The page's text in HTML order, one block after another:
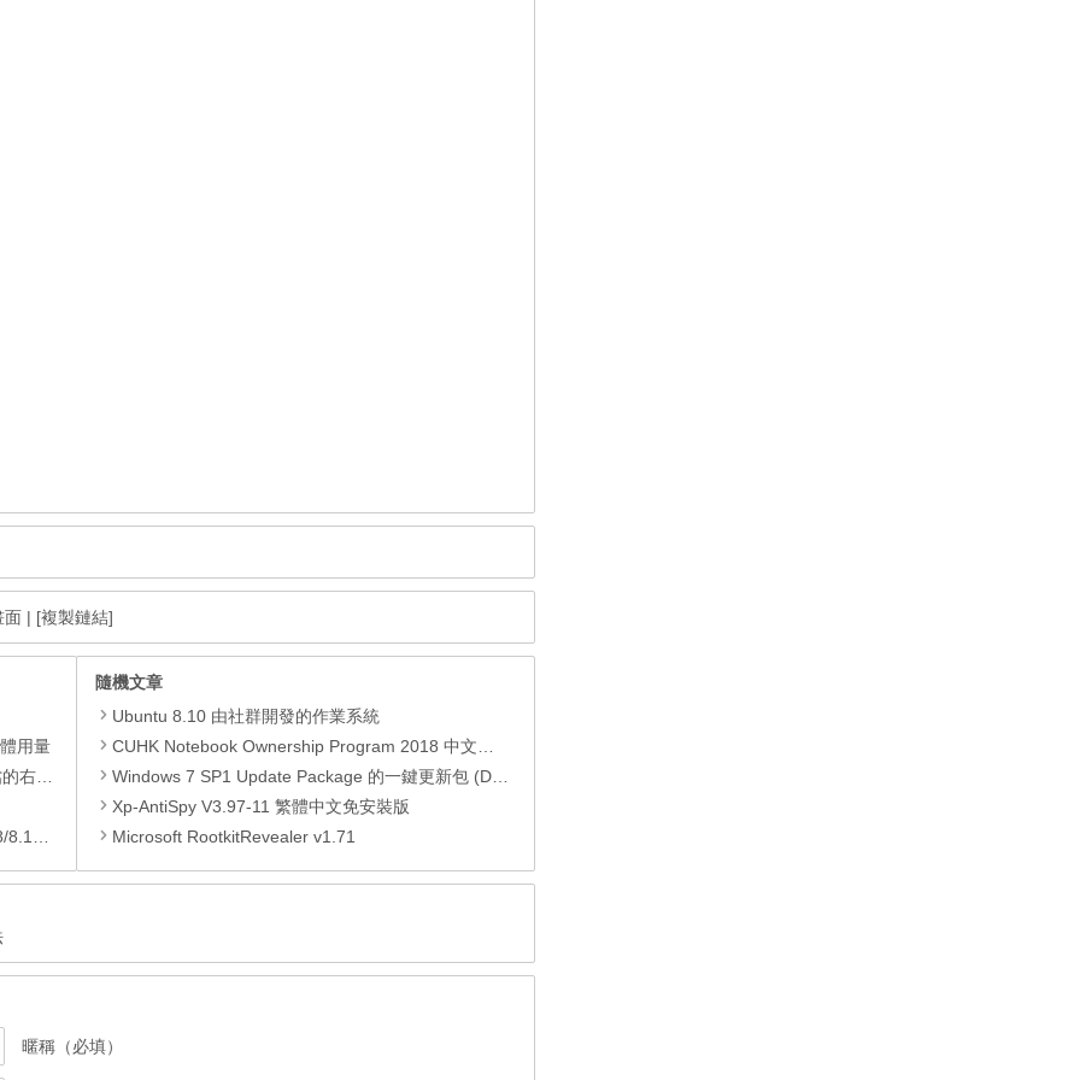
面 | [複製鏈結]
用量
功能
10)
隨機文章
Ubuntu 8.10 由社群開發的作業系統
CUHK Notebook Ownership Program 2018 中文大學電腦優惠 – Dell, Lenovo, Apple
Windows 7 SP1 Update Package 的一鍵更新包 (DISM) (至2017.05)
Xp-AntiSpy V3.97-11 繁體中文免安裝版
Microsoft RootkitRevealer v1.71
暱稱（必填）